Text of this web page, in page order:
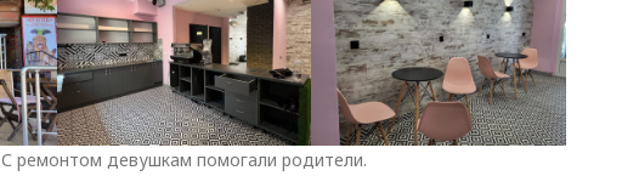
С ремонтом девушкам помогали родители.